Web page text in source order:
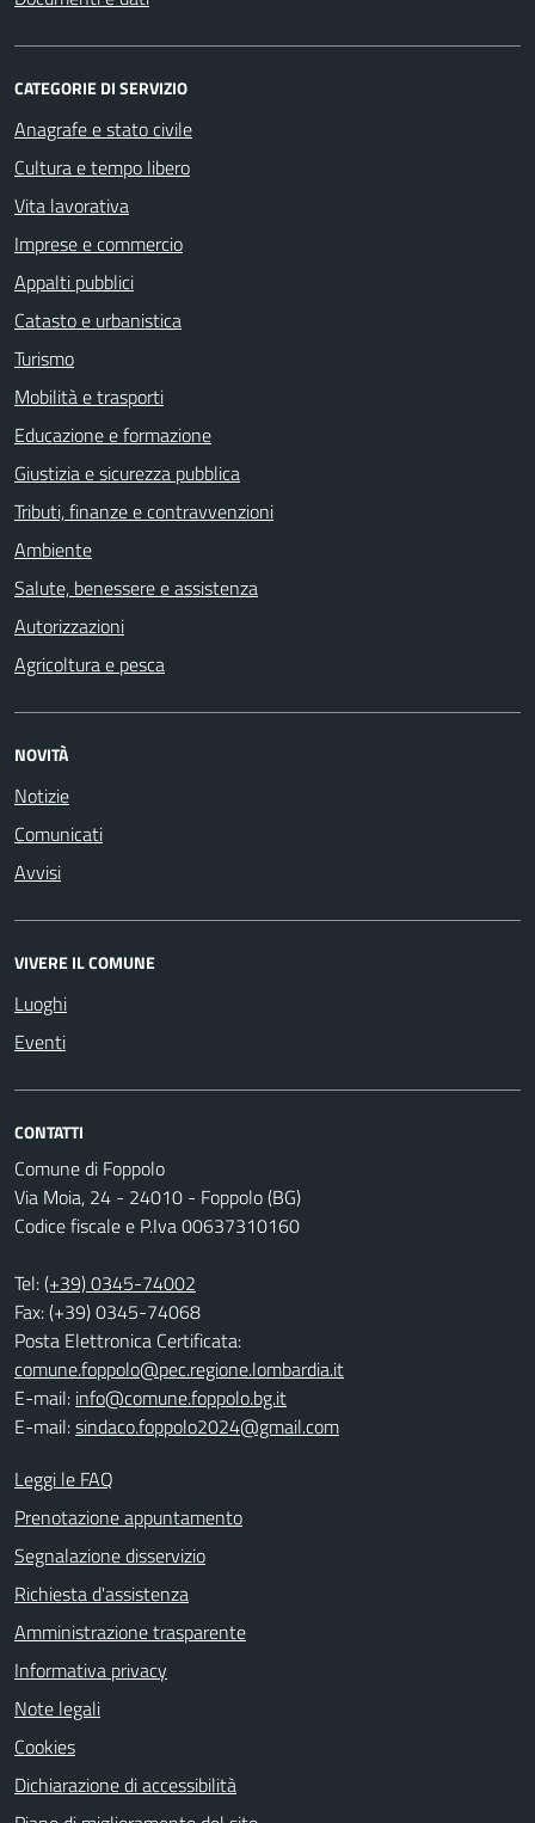
CATEGORIE DI SERVIZIO
Anagrafe e stato civile
Cultura e tempo libero
Vita lavorativa
Imprese e commercio
Appalti pubblici
Catasto e urbanistica
Turismo
Mobilità e trasporti
Educazione e formazione
Giustizia e sicurezza pubblica
Tributi, finanze e contravvenzioni
Ambiente
Salute, benessere e assistenza
Autorizzazioni
Agricoltura e pesca
NOVITÀ
Notizie
Comunicati
Avvisi
VIVERE IL COMUNE
Luoghi
Eventi
CONTATTI
Comune di Foppolo
Via Moia, 24 - 24010 - Foppolo (BG)
Codice fiscale e P.Iva 00637310160
Tel:(+39) 0345-74002
Fax: (+39) 0345-74068
Posta Elettronica Certificata:
comune.foppolo@pec.regione.lombardia.it
E-mail: info@comune.foppolo.bg.it
E-mail:sindaco.foppolo2024@gmail.com
Leggi le FAQ
Prenotazione appuntamento
Segnalazione disservizio
Richiesta d'assistenza
Amministrazione trasparente
Informativa privacy
Note legali
Cookies
Dichiarazione di accessibilità